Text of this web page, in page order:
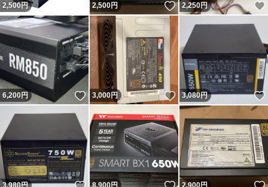
2,500円 2,500円 いいね！
2,250円
6,200円 いいね！
3,000円 いいね！
3,080円